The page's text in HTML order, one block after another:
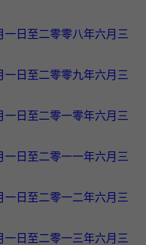
一日至二零零八年六月三
一日至二零零九年六月三
一日至二零一零年六月三
一日至二零一一年六月三
一日至二零一二年六月三
一日至二零一三年六月三